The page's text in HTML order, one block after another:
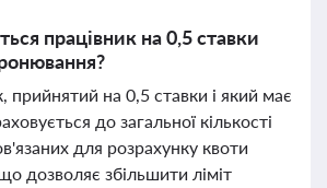
працівник на 0,5 ставки
прийнятий на 0,5 ставки і який має
до загальної кількості
для розрахунку квоти
дозволяє збільшити ліміт